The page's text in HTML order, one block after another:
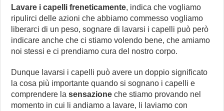
Lavare i capelli freneticamente, indica che vogliamo
ripulirci delle azioni che abbiamo commesso vogliamo
liberarci di un peso, sognare di lavarsi i capelli può però
indicare anche che ci stiamo volendo bene, che amiamo
noi stessi e ci prendiamo cura del nostro corpo.
Dunque lavarsi i capelli può avere un doppio significato
la cosa più importante quando si sognano i capelli e
comprendere lasensazione che stiamo provando nel
momento in cui li andiamo a lavare, li laviamo con